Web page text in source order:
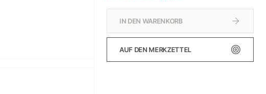
IN DEN WARENKORB
AUF DEN MERKZETTEL